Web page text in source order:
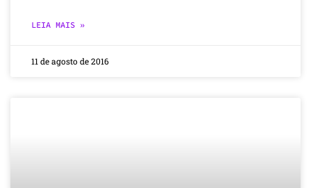
LEIA MAIS »
11 de agosto de 2016